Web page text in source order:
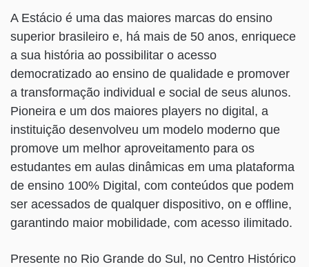
A Estácio é uma das maiores marcas do ensino
superior brasileiro e, há mais de 50 anos, enriquece
a sua história ao possibilitar o acesso
democratizado ao ensino de qualidade e promover
a transformação individual e social de seus alunos.
Pioneira e um dos maiores players no digital, a
instituição desenvolveu um modelo moderno que
promove um melhor aproveitamento para os
estudantes em aulas dinâmicas em uma plataforma
de ensino 100% Digital, com conteúdos que podem
ser acessados de qualquer dispositivo, on e offline,
garantindo maior mobilidade, com acesso ilimitado.
Presente no Rio Grande do Sul, no Centro Histórico